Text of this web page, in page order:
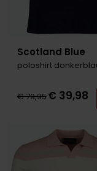
Scotland Blue
poloshirt
€ 79,95€ 39,98